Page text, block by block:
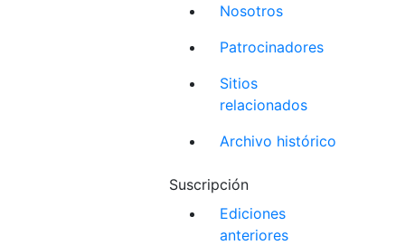
Nosotros
Patrocinadores
Sitios
relacionados
Archivo histórico
Suscripción
Ediciones
anteriores